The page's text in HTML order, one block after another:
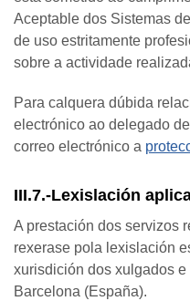
Aceptable dos Sistemas
de uso estritamente
sobre a actividade
Para calquera dúbida
electrónico ao delegado
correo electrónico a
III.7.-Lexislación
A prestación dos servizos
rexerase pola lexislación
xurisdición dos xulgados
Barcelona (España).